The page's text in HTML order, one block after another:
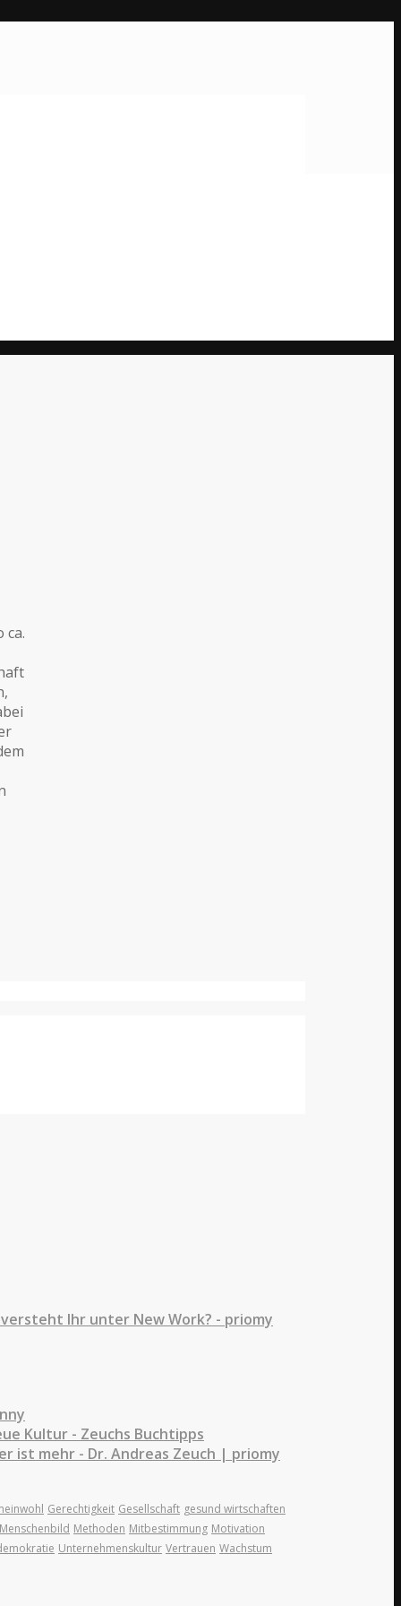
ca.
versteht Ihr unter New Work? - priomy
Kultur - Zeuchs Buchtipps
ist mehr - Dr. Andreas Zeuch | priomy
Gerechtigkeit Gesellschaft gesund wirtschaften
Menschenbild Methoden Mitbestimmung Motivation
Unternehmenskultur Vertrauen Wachstum